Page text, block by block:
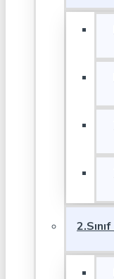
2.Sınıf